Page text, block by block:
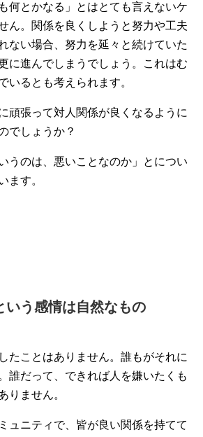
何とかなる」とはとても言えないケ
ん。関係を良くしようと努力や工夫
ない場合、努力を延々と続けていた
に進んでしまうでしょう。これはむ
いるとも考えられます。
頑張って対人関係が良くなるように
でしょうか？
うのは、悪いことなのか」とについ
ます。
いう感情は自然なもの
たことはありません。誰もがそれに
誰だって、できれば人を嫌いたくも
りません。
ュニティで、皆が良い関係を持てて